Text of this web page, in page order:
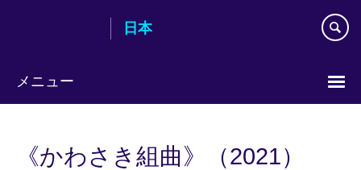
content
日本
メニュー
《かわさき組曲》（2021）